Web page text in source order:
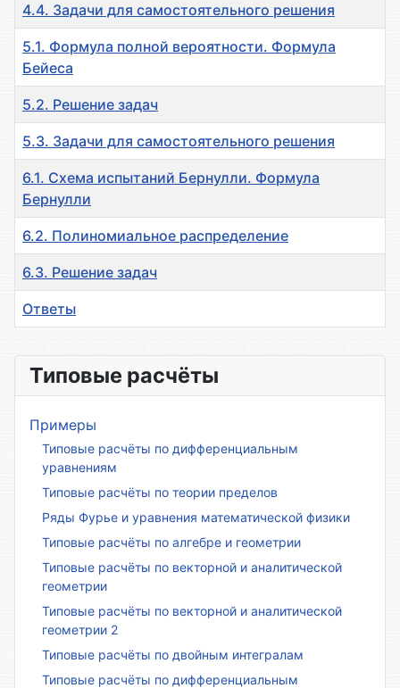
4.4. Задачи для самостоятельного решения
5.1. Формула полной вероятности. Формула
Бейеса
5.2. Решение задач
5.3. Задачи для самостоятельного решения
6.1. Схема испытаний Бернулли. Формула
Бернулли
6.2. Полиномиальное распределение
6.3. Решение задач
Ответы
Типовые расчёты
Примеры
Типовые расчёты по дифференциальным
уравнениям
Типовые расчёты по теории пределов
Ряды Фурье и уравнения математической физики
Типовые расчёты по алгебре и геометрии
Типовые расчёты по векторной и аналитической
геометрии
Типовые расчёты по векторной и аналитической
геометрии 2
Типовые расчёты по двойным интегралам
Типовые расчёты по дифференциальным